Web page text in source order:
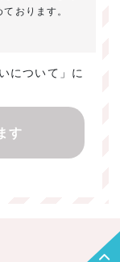
おります。
めにのみ利用い
連絡
について」に
す